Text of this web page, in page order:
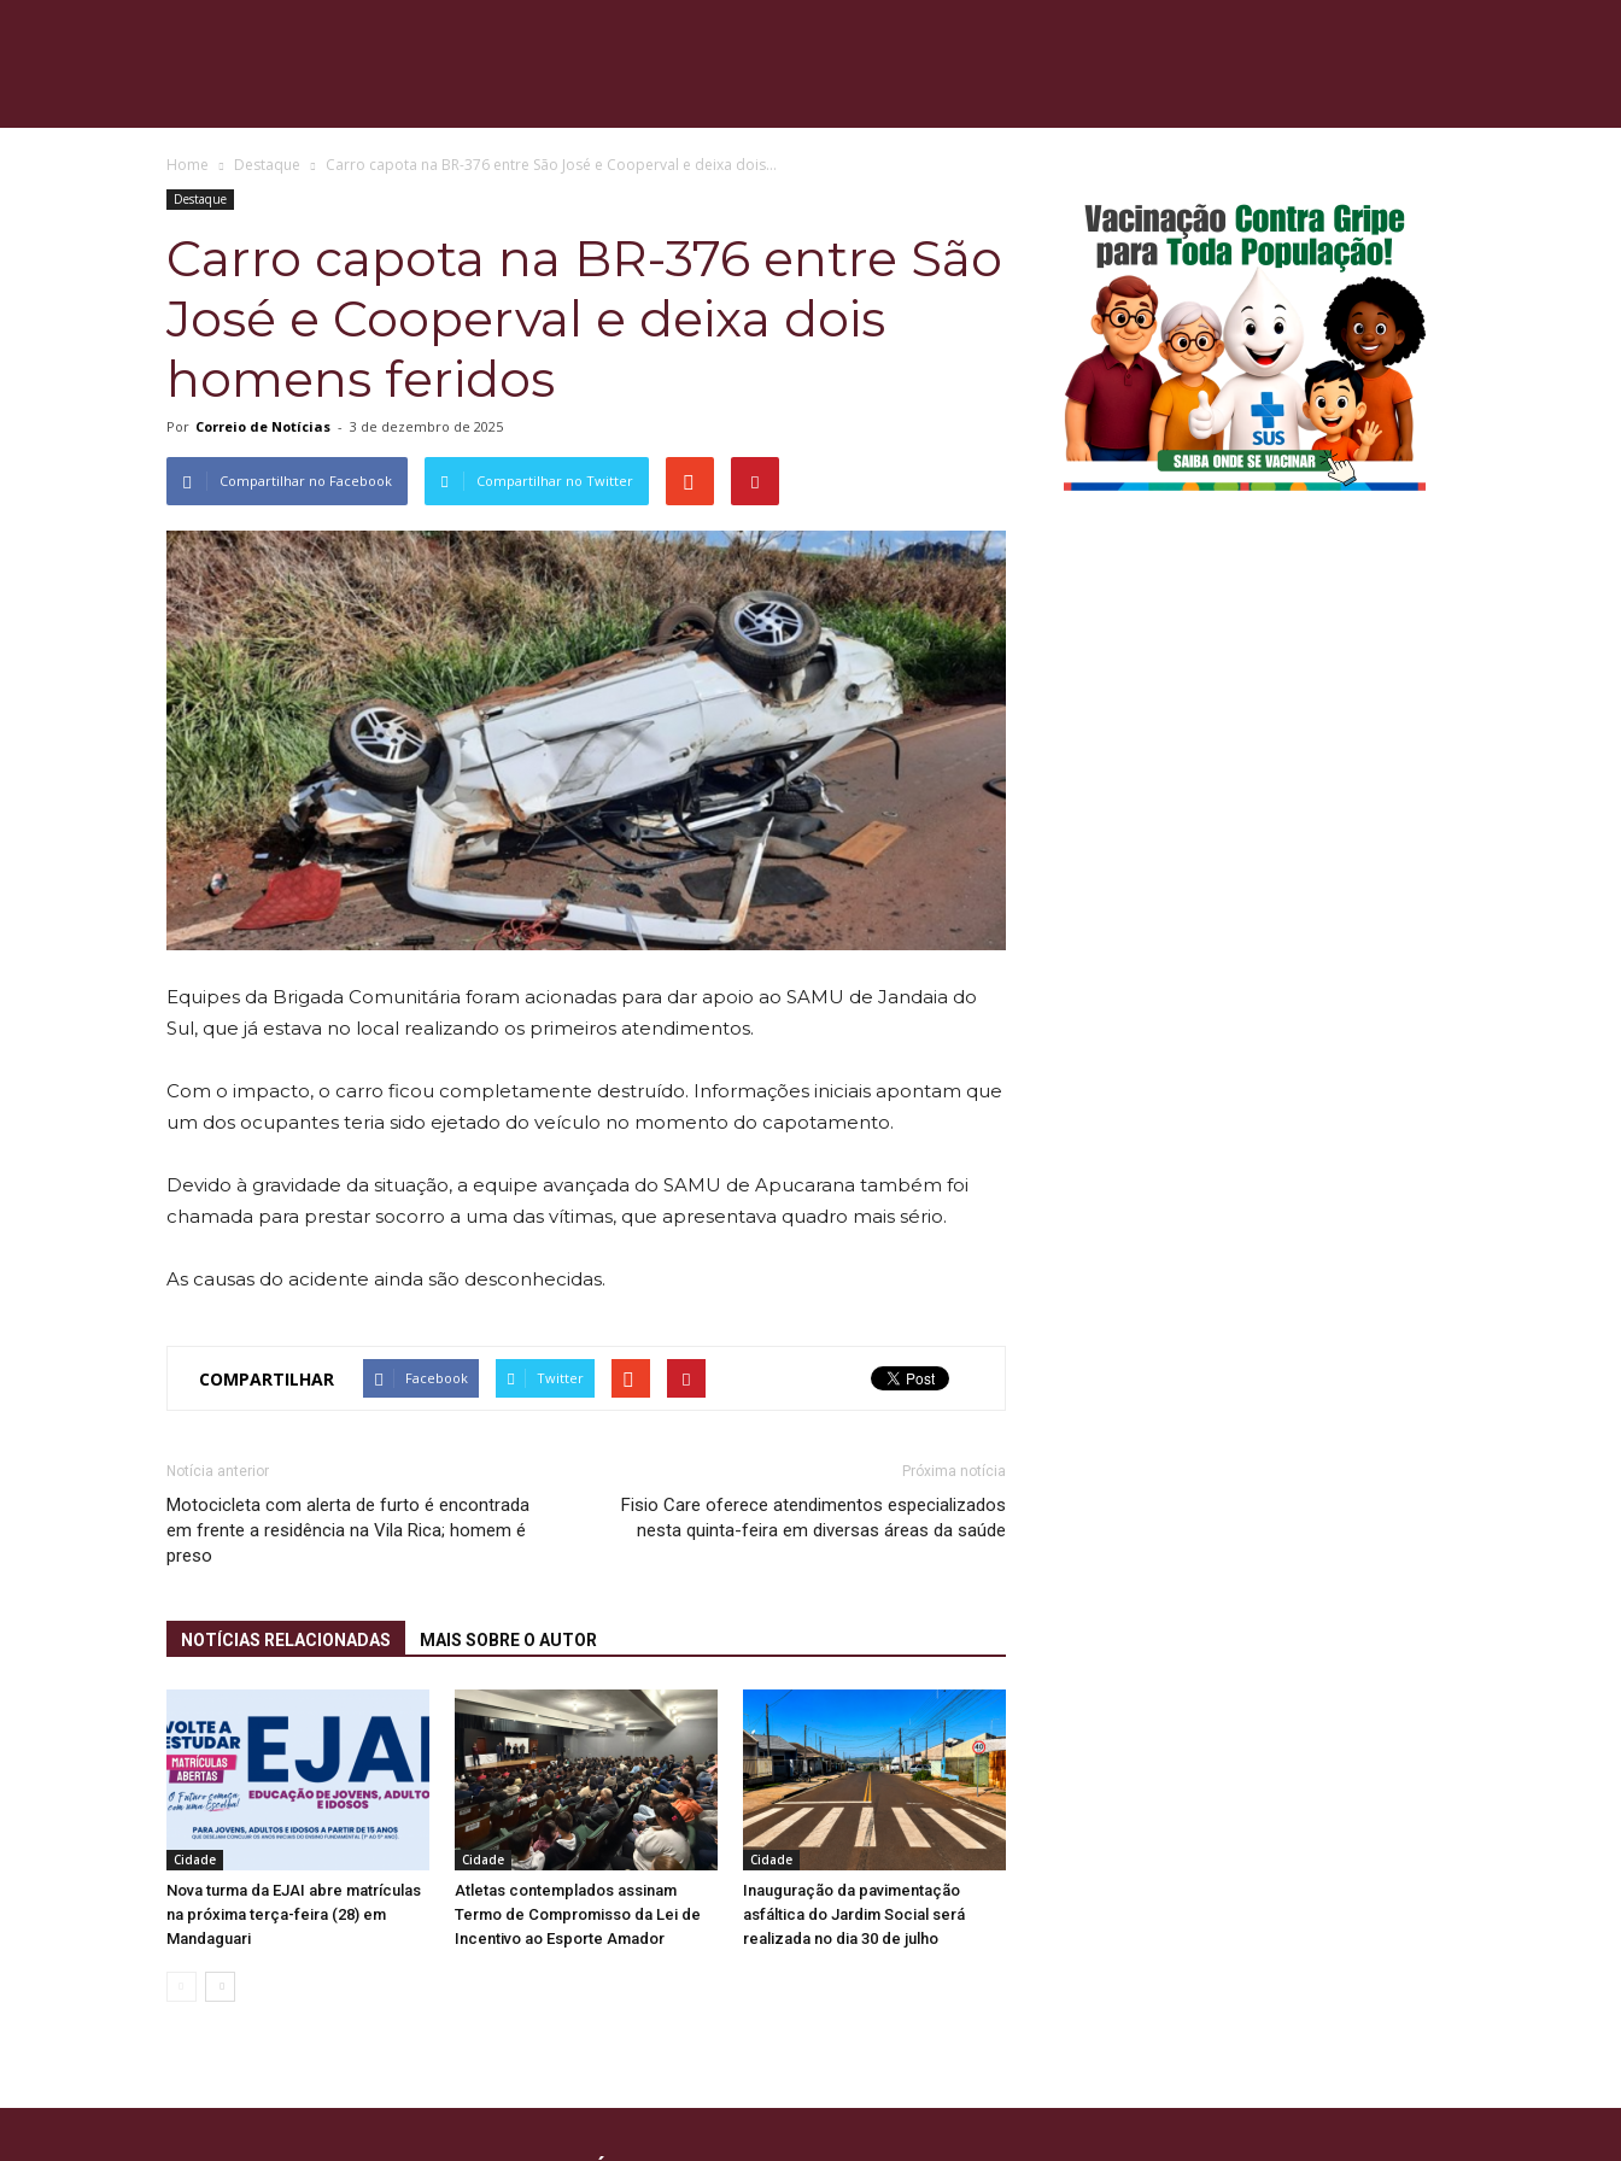
Home Destaque Carro capota na BR-376 entre São José e Cooperval e deixa dois...
Destaque
Carro capota na BR-376 entre São
José e Cooperval e deixa dois
homens feridos
Por Correio de Notícias - 3 de dezembro de 2025
Compartilhar no Facebook Compartilhar no Twitter
Equipes da Brigada Comunitária foram acionadas para dar apoio ao SAMU de Jandaia do
Sul, que já estava no local realizando os primeiros atendimentos.
Com o impacto, o carro ficou completamente destruído. Informações iniciais apontam que
um dos ocupantes teria sido ejetado do veículo no momento do capotamento.
Devido à gravidade da situação, a equipe avançada do SAMU de Apucarana também foi
chamada para prestar socorro a uma das vítimas, que apresentava quadro mais sério.
As causas do acidente ainda são desconhecidas.
COMPARTILHAR Facebook Twitter
Notícia anterior
Motocicleta com alerta de furto é encontrada
em frente a residência na Vila Rica; homem é
preso
Próxima notícia
Fisio Care oferece atendimentos especializados
nesta quinta-feira em diversas áreas da saúde
NOTÍCIAS RELACIONADAS MAIS SOBRE O AUTOR
Cidade
Nova turma da EJAI abre matrículas
na próxima terça-feira (28) em
Mandaguari
Cidade
Atletas contemplados assinam
Termo de Compromisso da Lei de
Incentivo ao Esporte Amador
Cidade
Inauguração da pavimentação
asfáltica do Jardim Social será
realizada no dia 30 de julho